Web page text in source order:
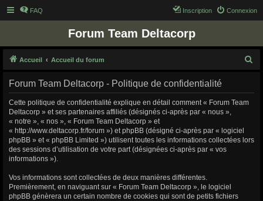
FAQ Connexion
Inscription
Forum Team Deltacorp
Accueil Accueil du forum
c
Forum Team Deltacorp - Politique de confidentialité
Cette politique de confidentialité explique en détail comment « Forum Team
Deltacorp » et ses partenaires affiliés (désignés ci-après par « nous »,
« notre », « nos », « Forum Team Deltacorp » et
« http://www.deltacorp.fr/forum ») et phpBB (désigné ci-après par « logiciel
phpBB » et « phpBB Limited ») utilisent toutes les informations collectées lors
des sessions d’utilisation de votre part (désignées ci-après par « vos
informations »).
Vos informations sont collectées de deux manières différentes.
Premièrement, en naviguant sur « Forum Team Deltacorp », le logiciel
phpBB génèrera un certain nombre de cookies qui sont de petits fichiers